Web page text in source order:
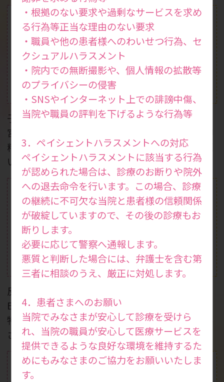
・根拠のない要求や過剰なサービスを求め
る行為等正当な理由のない要求
・職員や他の患者様へのわいせつ行為、セ
クシュアルハラスメント
・院内での無断撮影や、個人情報の拡散等
のプライバシーの侵害
・SNSやインターネット上での誹謗中傷、
当院や職員の評判を下げるような行為等
3．ペイシェントハラスメントへの対応
ペイシェントハラスメントに該当する行為
が認められた場合は、診療のお断りや院外
への退去命令を行います。この場合、診療
の継続に不可欠な当院と患者様の信頼関係
が破綻していますので、その後の診療もお
断りします。
必要に応じて警察へ通報します。
悪質と判断した場合には、弁護士を含む第
三者に相談のうえ、厳正に対処します。
4．患者さまへのお願い
当院でみなさまが安心して診療を受けら
れ、当院の職員が安心して医療サービスを
提供できるような良好な環境を維持するた
めにもみなさまのご協力をお願いいたしま
す。
一般不妊治療
子宮鏡検査やX線下子
宮卵管造影検査、一般
精液検査などを行って
います。
二段階胚移植やSEET
子活性化などの生殖医
療を行っています。
反復着床不全
反復着床不全の場合は
ERA検査で移植時期を
特定し、妊娠率を向上
させます。
ク
もちろん、健康状態を
知りたい方も受けてい
ただける検査です。